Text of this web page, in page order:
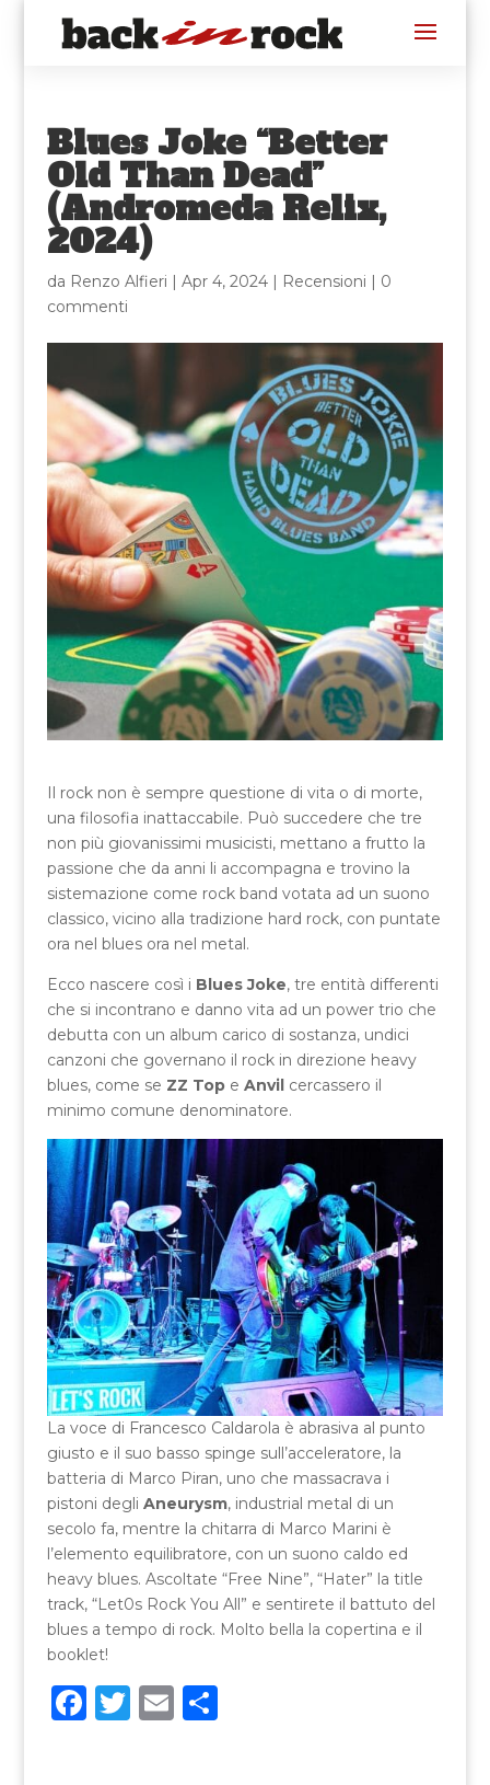
Blues Joke “Better
Old Than Dead”
(Andromeda Relix,
2024)
da Renzo Alfieri | Apr 4, 2024| Recensioni | 0
commenti
Il rock non è sempre questione di vita o di morte,
una filosofia inattaccabile. Può succedere che tre
non più giovanissimi musicisti, mettano a frutto la
passione che da anni li accompagna e trovino la
sistemazione come rock band votata ad un suono
classico, vicino alla tradizione hard rock, con puntate
ora nel blues ora nel metal.
Ecco nascere così i Blues Joke, tre entità differenti
che si incontrano e danno vita ad un power trio che
debutta con un album carico di sostanza, undici
canzoni che governano il rock in direzione heavy
blues, come se ZZ Tope Anvilcercassero il
minimo comune denominatore.
La voce di Francesco Caldarola è abrasiva al punto
giusto e il suo basso spinge sull’acceleratore, la
batteria di Marco Piran, uno che massacrava i
pistoni degli Aneurysm, industrial metal di un
secolo fa, mentre la chitarra di Marco Marini è
l’elemento equilibratore, con un suono caldo ed
heavy blues. Ascoltate “Free Nine”, “Hater” la title
track, “Let0s Rock You All” e sentirete il battuto del
blues a tempo di rock. Molto bella la copertina e il
booklet!
F T E C